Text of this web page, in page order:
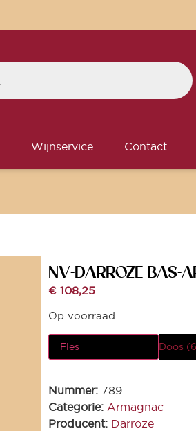
Wijnservice Contact
NV-DARROZE BAS-
€ 108,25
Op voorraad
Fles Doos
Nummer: 789
Categorie: Armagnac
Producent: Darroze